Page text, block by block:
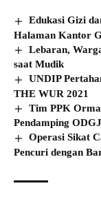
Edukasi Gizi
Halaman Kantor
Lebaran,
saat Mudik
UNDIP
THE WUR 2021
Tim PPK
Pendamping
Operasi Sikat
Pencuri dengan